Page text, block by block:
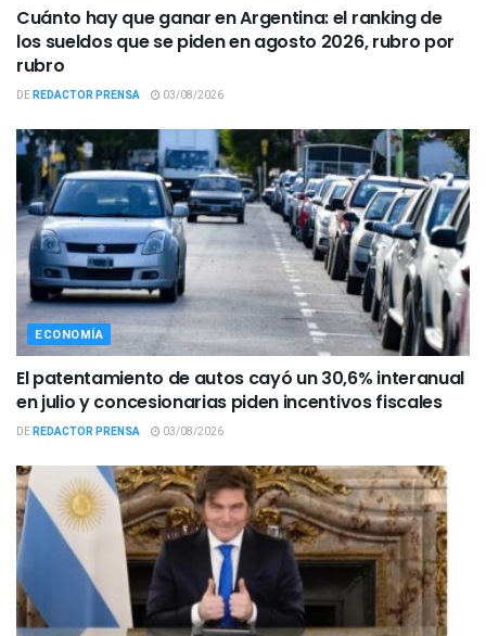
Cuánto hay que ganar en Argentina: el ranking de
los sueldos que se piden en agosto 2026, rubro por
rubro
DEREDACTOR PRENSA 03/08/2026
ECONOMÍA
El patentamiento de autos cayó un 30,6% interanual
en julio y concesionarias piden incentivos fiscales
DEREDACTOR PRENSA 03/08/2026